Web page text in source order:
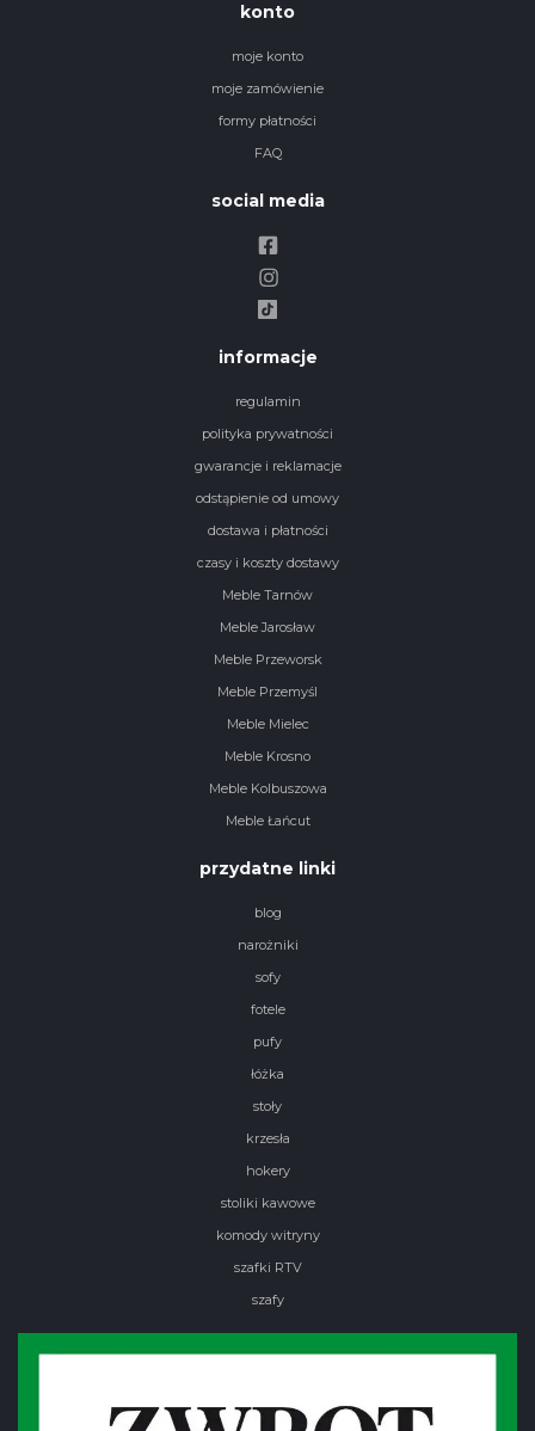
konto
moje konto
moje zamówienie
formy płatności
FAQ
social media
informacje
regulamin
polityka prywatności
gwarancje i reklamacje
odstąpienie od umowy
dostawa i płatności
czasy i koszty dostawy
Meble Tarnów
Meble Jarosław
Meble Przeworsk
Meble Przemyśl
Meble Mielec
Meble Krosno
Meble Kolbuszowa
Meble Łańcut
przydatne linki
blog
narożniki
sofy
fotele
pufy
łóżka
stoły
krzesła
hokery
stoliki kawowe
komody witryny
szafki RTV
szafy